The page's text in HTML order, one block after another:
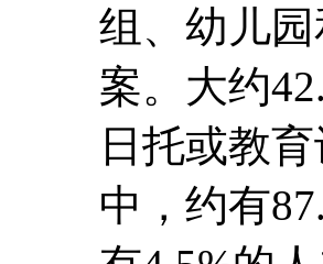
组、幼儿
案。大约
日托或教
中，约有